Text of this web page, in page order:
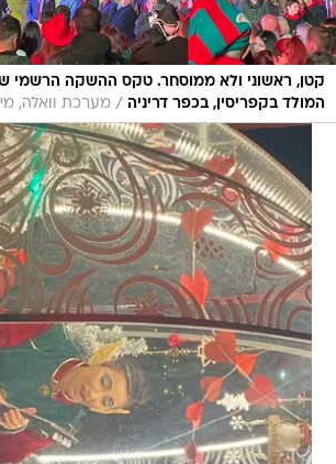
קטן, ראשוני ולא ממוסחר. טקס ההשקה הרשמי
המולד בקפריסין, בכפר דריניה / מערכת וואלה,